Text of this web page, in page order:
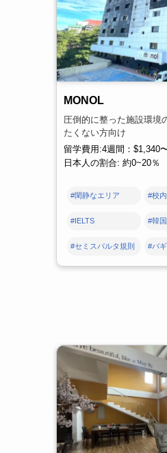
MONOL
圧倒的に整った施設環境
たくない方向け
留学費用:4週間：$1,340
日本人の割合: 約0~20％
#閑静なエリア #校
#IELTS #韓
#セミスパルタ規則 #バ